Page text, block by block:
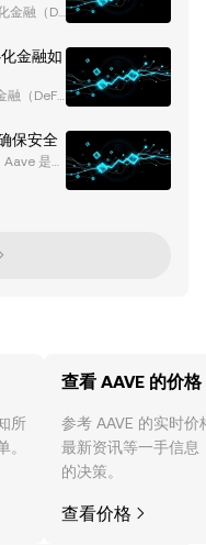
金融（De
新的边
，Aave
种区块链
V4
略的转
链战
金融如
融（DeF
USD
是一
动创新，
深入探讨
塑金融
保安全
是一
改变了用
包括以太
及以用户
首选平
所
查看 AAVE 的价格
参考 AAVE 的实时
最新资讯等一手信息
的决策。
查看价格